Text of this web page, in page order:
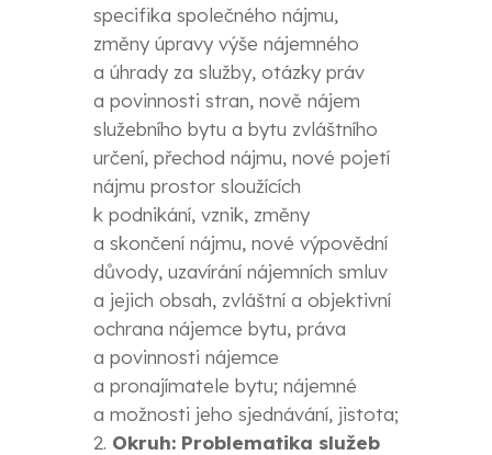
specifika společného nájmu,
změny úpravy výše nájemného
a úhrady za služby, otázky práv
a povinnosti stran, nově nájem
služebního bytu a bytu zvláštního
určení, přechod nájmu, nové pojetí
nájmu prostor sloužících
k podnikání, vznik, změny
a skončení nájmu, nové výpovědní
důvody, uzavírání nájemních smluv
a jejich obsah, zvláštní a objektivní
ochrana nájemce bytu, práva
a povinnosti nájemce
a pronajímatele bytu; nájemné
a možnosti jeho sjednávání, jistota;
Okruh: Problematika služeb